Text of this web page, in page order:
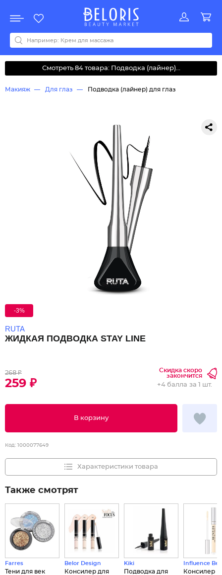
Акции
Все бренды
0-9ABCDEFGHIJKLMNOPQRSTUVWYZАБВДЗИМОКЛНПРСТУФ
Смотреть 84 товара: Подводка (лайнер)...
Макияж Для глаз Подводка (лайнер) для глаз
-3%
RUTA
ЖИДКАЯ ПОДВОДКА STAY LINE
268 ₽
259 ₽
Скидка скоро
закончится
В корзину
+4 балла за 1 шт.
Код: 1000077649
Характеристики товара
Также смотрят
Farres
Тени для век
Belor Design
Консилер для
Kiki
Подводка для
Influence
Консилер